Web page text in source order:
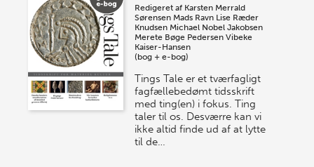
Redigeret af Karsten Merrald
Sørensen Mads Ravn Lise Ræder
Knudsen Michael Nobel Jakobsen
Merete Bøge Pedersen Vibeke
Kaiser-Hansen
(bog + e-bog)
Tings Tale er et tværfagligt
fagfællebedømt tidsskrift
med ting(en) i fokus. Ting
taler til os. Desværre kan vi
ikke altid finde ud af at lytte
til de…